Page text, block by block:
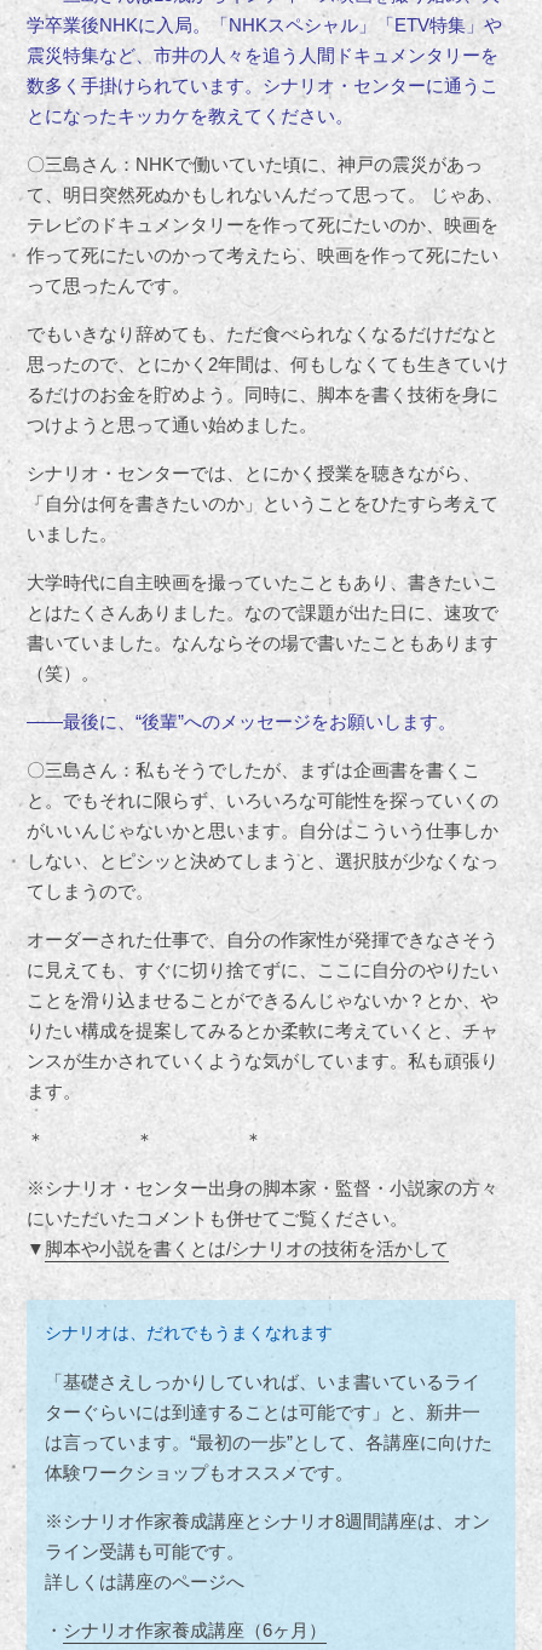
学卒業後NHKに入局。「NHKスペシャル」「ETV特集」や
震災特集など、市井の人々を追う人間ドキュメンタリーを
数多く手掛けられています。シナリオ・センターに通うこ
とになったキッカケを教えてください。
〇三島さん：NHKで働いていた頃に、神戸の震災があっ
て、明日突然死ぬかもしれないんだって思って。 じゃあ、
テレビのドキュメンタリーを作って死にたいのか、映画を
作って死にたいのかって考えたら、映画を作って死にたい
って思ったんです。
でもいきなり辞めても、ただ食べられなくなるだけだなと
思ったので、とにかく2年間は、何もしなくても生きていけ
るだけのお金を貯めよう。同時に、脚本を書く技術を身に
つけようと思って通い始めました。
シナリオ・センターでは、とにかく授業を聴きながら、
「自分は何を書きたいのか」ということをひたすら考えて
いました。
大学時代に自主映画を撮っていたこともあり、書きたいこ
とはたくさんありました。なので課題が出た日に、速攻で
書いていました。なんならその場で書いたこともあります
（笑）。
――最後に、“後輩”へのメッセージをお願いします。
〇三島さん：私もそうでしたが、まずは企画書を書くこ
と。でもそれに限らず、いろいろな可能性を探っていくの
がいいんじゃないかと思います。自分はこういう仕事しか
しない、とピシッと決めてしまうと、選択肢が少なくなっ
てしまうので。
オーダーされた仕事で、自分の作家性が発揮できなさそう
に見えても、すぐに切り捨てずに、ここに自分のやりたい
ことを滑り込ませることができるんじゃないか？とか、や
りたい構成を提案してみるとか柔軟に考えていくと、チャ
ンスが生かされていくような気がしています。私も頑張り
ます。
＊ ＊ ＊
※シナリオ・センター出身の脚本家・監督・小説家の方々
にいただいたコメントも併せてご覧ください。
▼ 脚本や小説を書くとは/シナリオの技術を活かして
シナリオは、だれでもうまくなれます
「基礎さえしっかりしていれば、いま書いているライ
ターぐらいには到達することは可能です」と、新井一
は言っています。“最初の一歩”として、各講座に向けた
体験ワークショップもオススメです。
※シナリオ作家養成講座とシナリオ8週間講座は、オン
ライン受講も可能です。
詳しくは講座のページへ
・ シナリオ作家養成講座（6ヶ月）